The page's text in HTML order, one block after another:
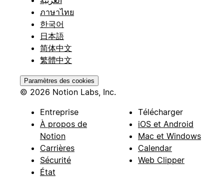
ภาษาไทย
한국어
日本語
简体中文
繁體中文
Paramètres des cookies
© 2026 Notion Labs, Inc.
Entreprise
À propos de
Notion
Carrières
Sécurité
État
Télécharger
iOS et Android
Mac et Windows
Calendar
Web Clipper